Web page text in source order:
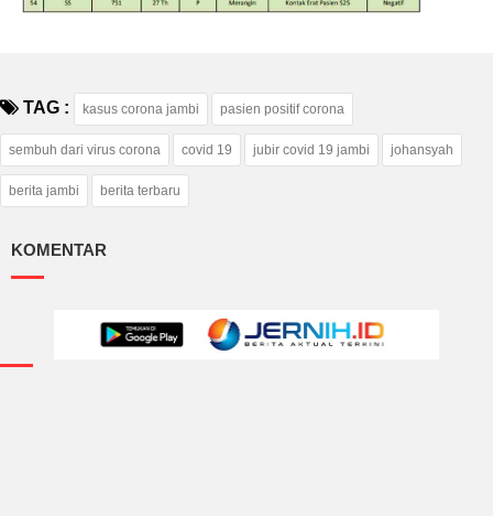
TAG : kasus corona jambi pasien positif corona
sembuh dari virus corona covid 19 jubir covid 19 jambi johansyah
berita jambi berita terbaru
KOMENTAR